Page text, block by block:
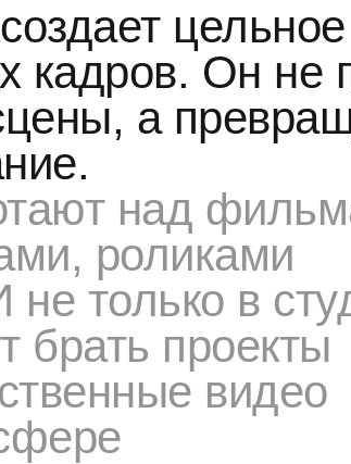
цельное
кадров. Он не
а
над
роликами
только в
брать проекты
видео